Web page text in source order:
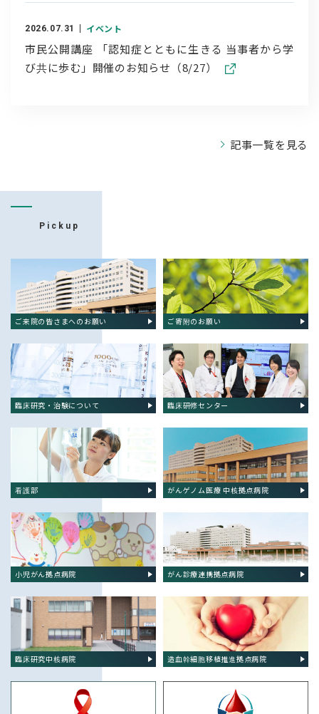
2026.07.31 イベント
市民公開講座 「認知症とともに生きる 当事者から学
び共に歩む」開催のお知らせ（8/27）
記事一覧を見る
Pickup
ご来院の皆さまへのお願い ご寄附のお願い
臨床研究・治験について 臨床研修センター
看護部 がんゲノム医療 中核拠点病院
小児がん拠点病院 がん診療連携拠点病院
臨床研究中核病院 造血幹細胞移植推進拠点病院